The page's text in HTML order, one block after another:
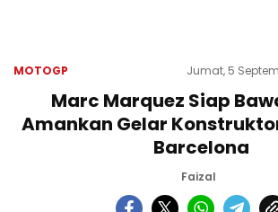
MOTOGP Jumat, 5
Marc Marquez Siap
Amankan Gelar
Barcelona
Faizal